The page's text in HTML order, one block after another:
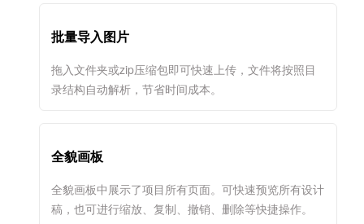
批量导入图片
拖入文件夹或zip压缩包即可快速上传，文件将按照目
录结构自动解析，节省时间成本。
全貌画板
全貌画板中展示了项目所有页面。可快速预览所有设计
稿，也可进行缩放、复制、撤销、删除等快捷操作。